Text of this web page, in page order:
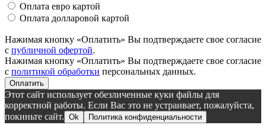
Оплата евро картой
Оплата долларовой картой
Нажимая кнопку «Оплатить» Вы подтверждаете свое согласие
с публичной офертой.
Нажимая кнопку «Оплатить» Вы подтверждаете свое согласие
с политикой обработки персональных данных.
Оплатить
Этот сайт использует обезличенные куки файлы для
корректной работы. Если Вас это не устраивает, пожалуйста,
покиньте сайт. Ok Политика конфиденциальности